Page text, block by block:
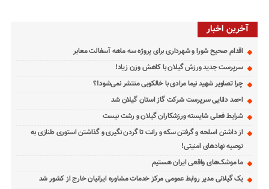
آخرین اخبار
اقدام صحیح شورا و شهرداری برای پروژه سه ماهه آسفالت معابر
سرپرست جدید ورزش گیلان با کاهش وزن زیاد!
چرا تصاویر شهید نیما مرادی با خالکوبی منتشر نمی‌شود!؟
احمد دانایی سرپرست شرکت گاز استان گیلان شد
شرایط فعلی شایسته ورزشکاران گیلان و رشت نیست
از داشتن اسلحه و گرفتن سکه و رانت تا گردن نگیری و گذاشتن استوری طنازی به
توصیه نهادهای امنیتی!
ما موشک‌های واقعی ایران هستیم
یک گیلانی مدیر روابط عمومی مرکز خدمات مشاوره ایرانیان خارج از کشور شد